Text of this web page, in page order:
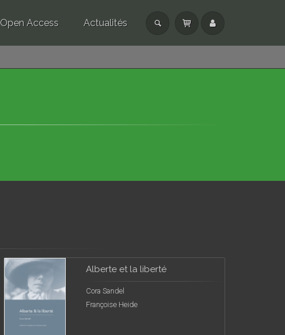
Open Access Actualités
Alberte et la liberté
Cora Sandel
Françoise Heide